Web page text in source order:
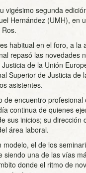
vigésimo segunda
Hernández (UMH), en
habitual en el foro, a la
repasó las novedades
de la Unión
Superior de Justicia de
asistentes.
de encuentro
continua de quienes
sus inicios; su
área laboral.
el de los
siendo una de las vías
donde el ritmo de